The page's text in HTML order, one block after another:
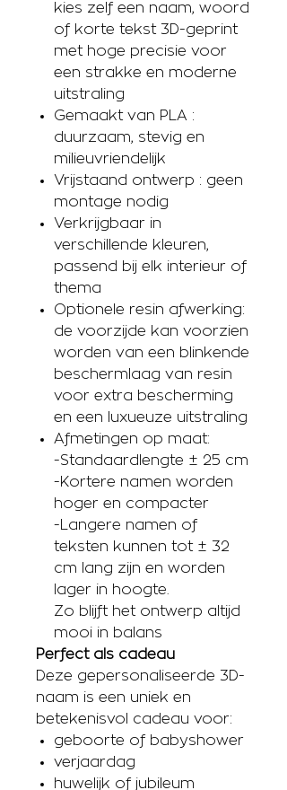
kies zelf een naam, woord
of korte tekst 3D-geprint
met hoge precisie voor
een strakke en moderne
uitstraling
Gemaakt van PLA :
duurzaam, stevig en
milieuvriendelijk
Vrijstaand ontwerp : geen
montage nodig
Verkrijgbaar in
verschillende kleuren,
passend bij elk interieur of
thema
Optionele resin afwerking:
de voorzijde kan voorzien
worden van een blinkende
beschermlaag van resin
voor extra bescherming
en een luxueuze uitstraling
Afmetingen op maat:
-Standaardlengte ± 25 cm
-Kortere namen worden
hoger en compacter
-Langere namen of
teksten kunnen tot ± 32
cm lang zijn en worden
lager in hoogte.
Zo blijft het ontwerp altijd
mooi in balans
Perfect als cadeau
Deze gepersonaliseerde 3D-
naam is een uniek en
betekenisvol cadeau voor:
geboorte of babyshower
verjaardag
huwelijk of jubileum